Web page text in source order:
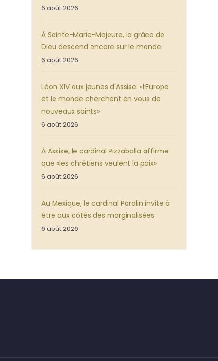
6 août 2026
À Sainte-Marie-Majeure, la grâce de
Dieu descend encore sur le monde
6 août 2026
Léon XIV aux jeunes d'Assise: «l’Europe
et le monde cherchent en vous de
nouveaux saints»
6 août 2026
À Assise, le cardinal Pizzaballa affirme
que «les chrétiens veulent la paix»
6 août 2026
Au Mexique, le cardinal Parolin invite à
être aux côtés des marginalisées
6 août 2026